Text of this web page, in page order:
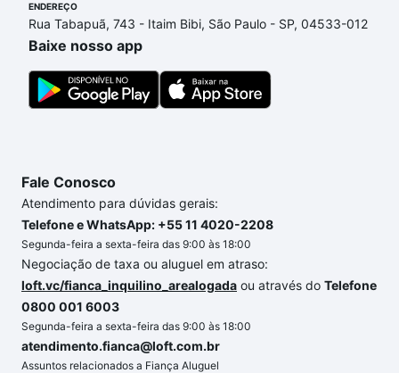
de compra, veja em nosso portal
comprar um apartamento e conte com a gente para
comprar o imóvel dos seus sonhos com segurança e
conforto. Loft, com você até as chaves.
ENDEREÇO
Rua Tabapuã, 743 - Itaim Bibi, São Paulo - SP, 04533-012
Baixe nosso app
Fale Conosco
Atendimento para dúvidas gerais:
Telefone e WhatsApp: +55 11 4020-2208
Segunda-feira a sexta-feira das 9:00 às 18:00
Negociação de taxa ou aluguel em atraso:
loft.vc/fianca_inquilino_arealogada ou através do Telefone
0800 001 6003
Segunda-feira a sexta-feira das 9:00 às 18:00
atendimento.fianca@loft.com.br
Assuntos relacionados a Fiança Aluguel